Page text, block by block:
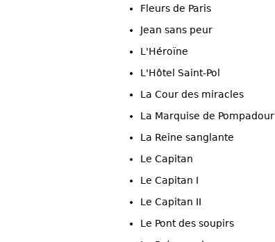
Fleurs de Paris
Jean sans peur
L'Héroïne
L'Hôtel Saint-Pol
La Cour des miracles
La Marquise de Pompadour
La Reine sanglante
Le Capitan
Le Capitan I
Le Capitan II
Le Pont des soupirs